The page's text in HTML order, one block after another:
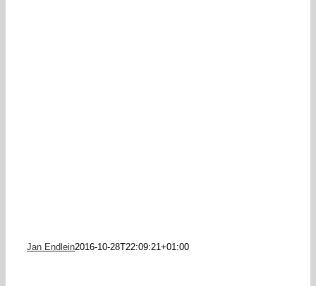
Jan Endlein2016-10-28T22:09:21+01:00